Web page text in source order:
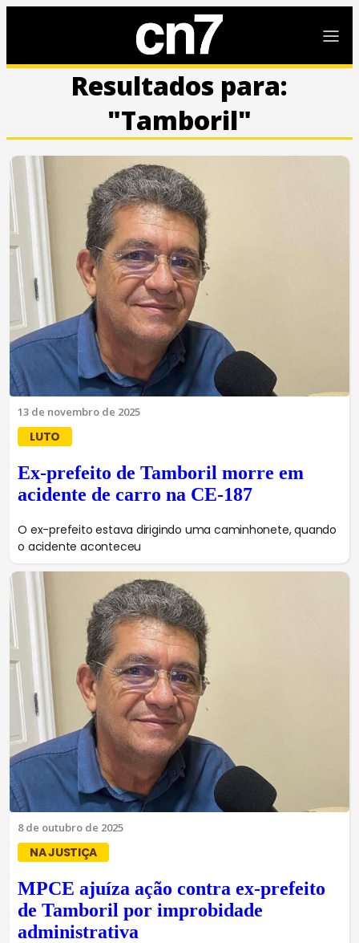
Resultados para:
"Tamboril"
13 de novembro de 2025
LUTO
Ex-prefeito de Tamboril morre em
acidente de carro na CE-187
O ex-prefeito estava dirigindo uma caminhonete, quando
o acidente aconteceu
8 de outubro de 2025
NA JUSTIÇA
MPCE ajuíza ação contra ex-prefeito
de Tamboril por improbidade
administrativa